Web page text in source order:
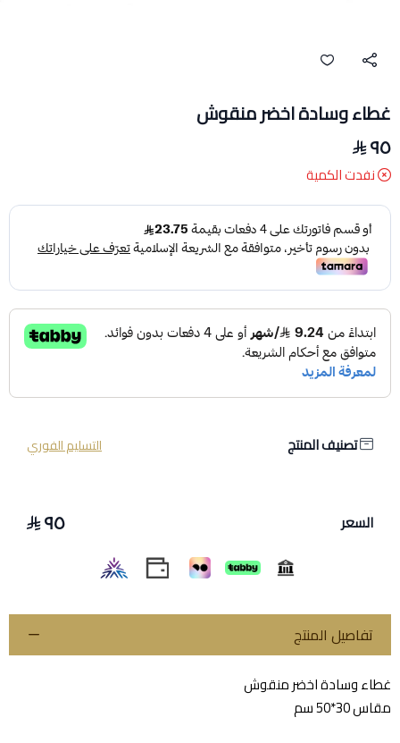
غطاء وسادة اخضر منقوش
٩٥
نفدت الكمية
تصنيف المنتج التسليم الفوري
السعر ٩٥
تفاصيل المنتج
غطاء وسادة اخضر منقوش
مقاس 30*50 سم